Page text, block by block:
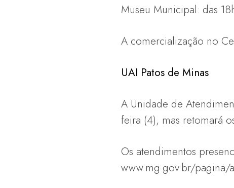
Museu Municipal: das
A comercialização no
UAI Patos de Minas
A Unidade de
feira (4), mas retomará
Os atendimentos
www.mg.gov.br/pagina/